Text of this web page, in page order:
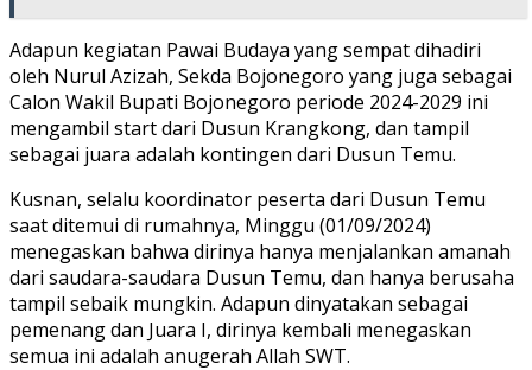
Adapun kegiatan Pawai Budaya yang sempat dihadiri
oleh Nurul Azizah, Sekda Bojonegoro yang juga sebagai
Calon Wakil Bupati Bojonegoro periode 2024-2029 ini
mengambil start dari Dusun Krangkong, dan tampil
sebagai juara adalah kontingen dari Dusun Temu.
Kusnan, selalu koordinator peserta dari Dusun Temu
saat ditemui di rumahnya, Minggu (01/09/2024)
menegaskan bahwa dirinya hanya menjalankan amanah
dari saudara-saudara Dusun Temu, dan hanya berusaha
tampil sebaik mungkin. Adapun dinyatakan sebagai
pemenang dan Juara I, dirinya kembali menegaskan
semua ini adalah anugerah Allah SWT.